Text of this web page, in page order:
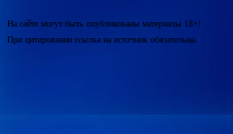
На сайте могут быть опубликованы материалы 18+!
При цитировании ссылка на источник обязательна.